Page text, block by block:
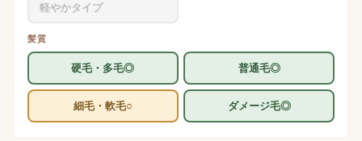
軽やかタイプ
髪質
硬毛・多毛◎ 普通毛◎
細毛・軟毛○ ダメージ毛◎